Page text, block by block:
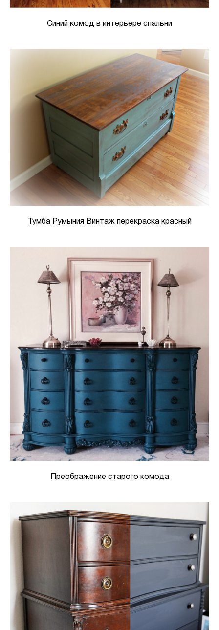
Синий комод в интерьере спальни
Тумба Румыния Винтаж перекраска красный
Преображение старого комода